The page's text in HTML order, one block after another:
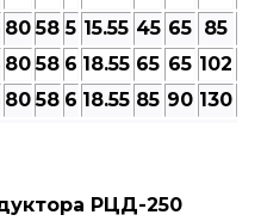
80 58 5 15.55 45 65 85
80 58 6 18.55 65 65 102
80 58 6 18.55 85 90 130
РЦД-250